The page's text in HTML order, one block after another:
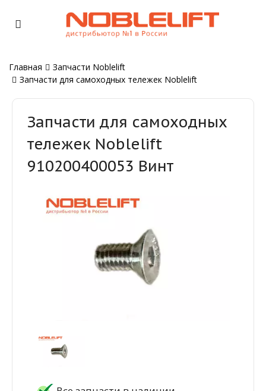
Главная
Запчасти Noblelift
Запчасти для самоходных тележек Noblelift
Запчасти для самоходных
тележек Noblelift
910200400053 Винт